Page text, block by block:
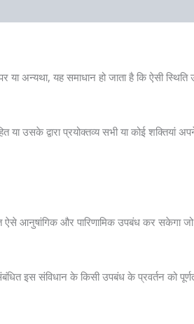
अन्यथा, यह समाधान हो जाता है कि ऐसी स्थिति
या उसके द्वारा प्रयोक्तव्य सभी या कोई शक्तियां
ऐसे आनुषांगिक और पारिणामिक उपबंध कर सकेगा
इस संविधान के किसी उपबंध के प्रवर्तन को